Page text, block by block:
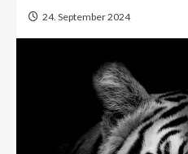
24. September 2024